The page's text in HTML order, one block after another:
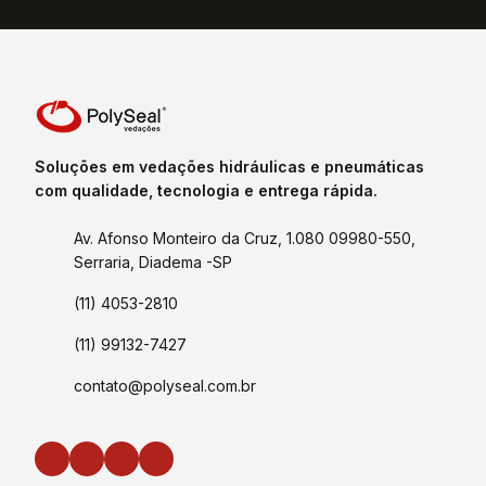
Soluções em vedações hidráulicas e pneumáticas
com qualidade, tecnologia e entrega rápida.
Av. Afonso Monteiro da Cruz, 1.080 09980-550,
Serraria, Diadema -SP
(11) 4053-2810
(11) 99132-7427
contato@polyseal.com.br